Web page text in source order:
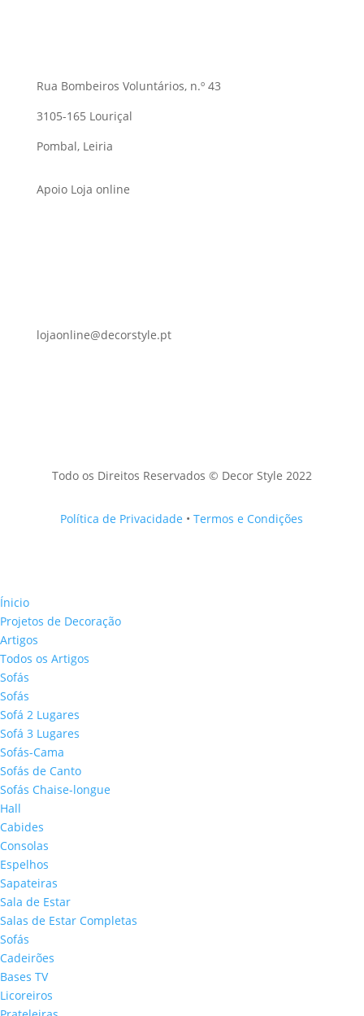
Rua Bombeiros Voluntários, n.º 43
3105-165 Louriçal
Pombal, Leiria
Apoio Loja online
lojaonline@decorstyle.pt
Todo os Direitos Reservados © Decor Style 2022
Política de Privacidade •Termos e Condições
Ínicio
Projetos de Decoração
Artigos
Todos os Artigos
Sofás
Sofás
Sofá 2 Lugares
Sofá 3 Lugares
Sofás-Cama
Sofás de Canto
Sofás Chaise-longue
Hall
Cabides
Consolas
Espelhos
Sapateiras
Sala de Estar
Salas de Estar Completas
Sofás
Cadeirões
Bases TV
Licoreiros